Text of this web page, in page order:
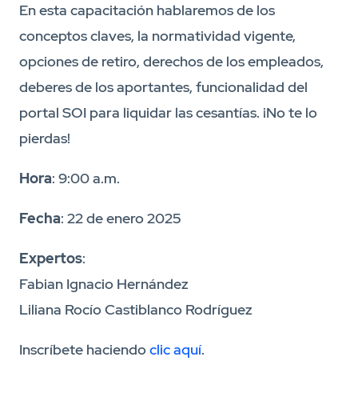
En esta capacitación hablaremos de los
conceptos claves, la normatividad vigente,
opciones de retiro, derechos de los empleados,
deberes de los aportantes, funcionalidad del
portal SOI para liquidar las cesantías. ¡No te lo
pierdas!
Hora: 9:00 a.m.
Fecha: 22 de enero 2025
Expertos:
Fabian Ignacio Hernández
Liliana Rocío Castiblanco Rodríguez
Inscríbete haciendoclic aquí.